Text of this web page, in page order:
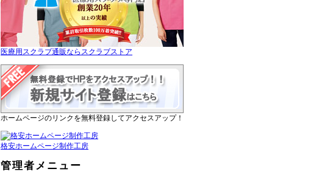
医療用スクラブ通販ならスクラブストア
ホームページのリンクを無料登録してアクセスアップ！
格安ホームページ制作工房
管理者メニュー